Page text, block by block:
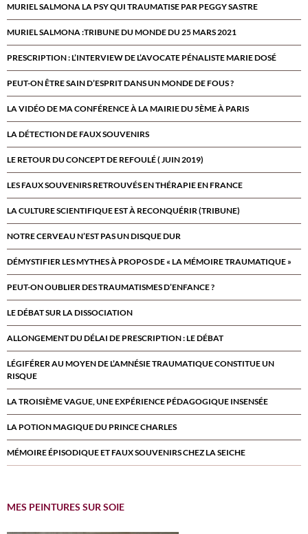
MURIEL SALMONA LA PSY QUI TRAUMATISE PAR PEGGY SASTRE
MURIEL SALMONA :TRIBUNE DU MONDE DU 25 MARS 2021
PRESCRIPTION : L’INTERVIEW DE L’AVOCATE PÉNALISTE MARIE DOSÉ
PEUT-ON ÊTRE SAIN D’ESPRIT DANS UN MONDE DE FOUS ?
LA VIDÉO DE MA CONFÉRENCE À LA MAIRIE DU 5ÈME À PARIS
LA DÉTECTION DE FAUX SOUVENIRS
LE RETOUR DU CONCEPT DE REFOULÉ ( JUIN 2019)
LES FAUX SOUVENIRS RETROUVÉS EN THÉRAPIE EN FRANCE
LA CULTURE SCIENTIFIQUE EST À RECONQUÉRIR (TRIBUNE)
NOTRE CERVEAU N’EST PAS UN DISQUE DUR
DÉMYSTIFIER LES MYTHES À PROPOS DE « LA MÉMOIRE TRAUMATIQUE »
PEUT-ON OUBLIER DES TRAUMATISMES D’ENFANCE ?
LE DÉBAT SUR LA DISSOCIATION
ALLONGEMENT DU DÉLAI DE PRESCRIPTION : LE DÉBAT
LÉGIFÉRER AU MOYEN DE L’AMNÉSIE TRAUMATIQUE CONSTITUE UN
RISQUE
LA TROISIÈME VAGUE, UNE EXPÉRIENCE PÉDAGOGIQUE INSENSÉE
LA POTION MAGIQUE DU PRINCE CHARLES
MÉMOIRE ÉPISODIQUE ET FAUX SOUVENIRS CHEZ LA SEICHE
MES PEINTURES SUR SOIE